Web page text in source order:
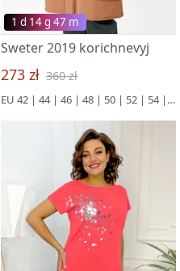
1 d 14 g 47 m
Sweter 2019 korichnevyj
273 zł 360 zł
EU 42 | 44 | 46 | 48 | 50 | 52 | 54 | 56